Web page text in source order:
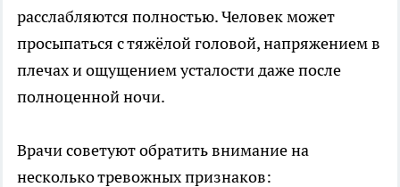
расслабляются полностью. Человек может
просыпаться с тяжёлой головой, напряжением в
плечах и ощущением усталости даже после
полноценной ночи.
Врачи советуют обратить внимание на
несколько тревожных признаков: